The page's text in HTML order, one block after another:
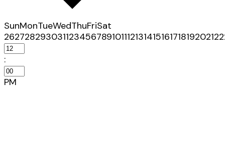
SunMonTueWedThuFriSat
26272829303112345678910111213141516171819202122
:
PM